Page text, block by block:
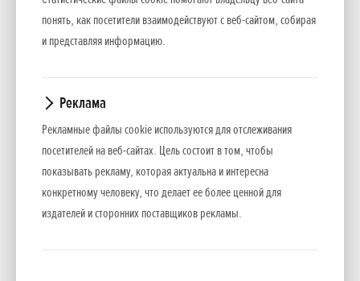
понять, как посетители взаимодействуют с веб-сайтом, собирая
и представляя информацию.
Реклама
Рекламные файлы cookie используются для отслеживания
посетителей на веб-сайтах. Цель состоит в том, чтобы
показывать рекламу, которая актуальна и интересна
конкретному человеку, что делает ее более ценной для
издателей и сторонних поставщиков рекламы.
моделям BF80/BF100 любые другие популярные
устройства, совместимые с протоколом NMEA2000®,
Контроль холостого хода в диапазоне 650-1000 об/мин
обеспечивает четкую регулировку при низких скоростях,
что значительно упрощает любую рыбалку или швартовку
в порту.
BLAST™